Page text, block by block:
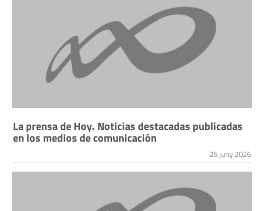
La prensa de Hoy. Noticias destacadas publicadas
en los medios de comunicación
25 juny 2026